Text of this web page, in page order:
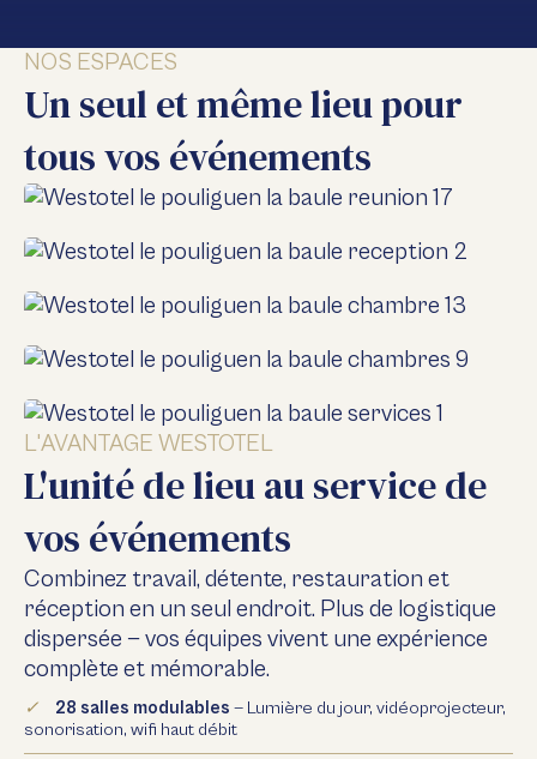
NOS ESPACES
Un seul et même lieu pour
tous vos événements
L'AVANTAGE WESTOTEL
L'unité de lieu au service de
vos événements
Combinez travail, détente, restauration et
réception en un seul endroit. Plus de logistique
dispersée — vos équipes vivent une expérience
complète et mémorable.
✓ 28 salles modulables — Lumière du jour, vidéoprojecteur,
sonorisation, wifi haut débit